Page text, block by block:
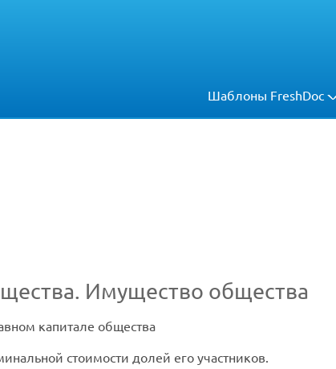
Шаблоны FreshDoc
Имущество общества
капитале общества
стоимости долей его участников.